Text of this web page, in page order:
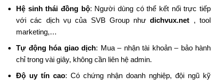
Hệ sinh thái đồng bộ: Người dùng có thể kết nối trực tiếp
với các dịch vụ của SVB Group nhưdichvux.net , tool
marketing,…
Tự động hóa giao dịch: Mua – nhận tài khoản – bảo hành
chỉ trong vài giây, không cần liên hệ admin.
Độ uy tín cao: Có chứng nhận doanh nghiệp, đội ngũ kỹ